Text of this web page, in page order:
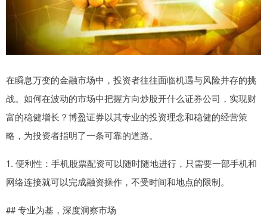
在瞬息万变的金融市场中，投资者往往面临机遇与风险并存的挑
战。如何在波动的市场中把握方向炒股开什么证券公司，实现财
富的稳健增长？博盈证券以其专业的投资理念和稳健的经营策
略，为投资者指明了一条可靠的道路。
1. 便利性：手机股票配资可以随时随地进行，只需要一部手机和
网络连接就可以完成融资操作，不受时间和地点的限制。
## 专业为基，深度洞察市场